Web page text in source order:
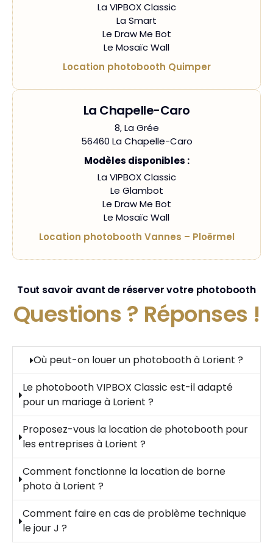
La VIPBOX Classic
La Smart
Le Draw Me Bot
Le Mosaïc Wall
Location photobooth Quimper
La Chapelle-Caro
8, La Grée
56460 La Chapelle-Caro
Modèles disponibles :
La VIPBOX Classic
Le Glambot
Le Draw Me Bot
Le Mosaïc Wall
Location photobooth Vannes – Ploërmel
Tout savoir avant de réserver votre photobooth
Questions ? Réponses !
Où peut-on louer un photobooth à Lorient ?
Le photobooth VIPBOX Classic est-il adapté
pour un mariage à Lorient ?
Proposez-vous la location de photobooth pour
les entreprises à Lorient ?
Comment fonctionne la location de borne
photo à Lorient ?
Comment faire en cas de problème technique
le jour J ?